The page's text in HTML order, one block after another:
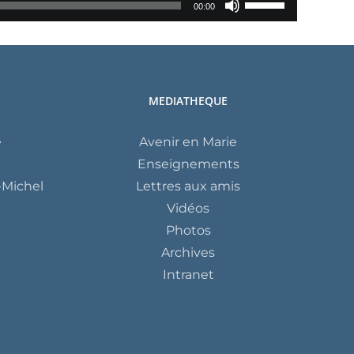
augmenter
00:00
les
flèches
MEDIATHEQUE
Avenir en Marie
Enseignements
Lettres aux amis
Vidéos
Photos
Archives
Intranet